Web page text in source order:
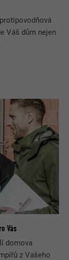
Váš dům nejen
Vás
domova
z Vašeho